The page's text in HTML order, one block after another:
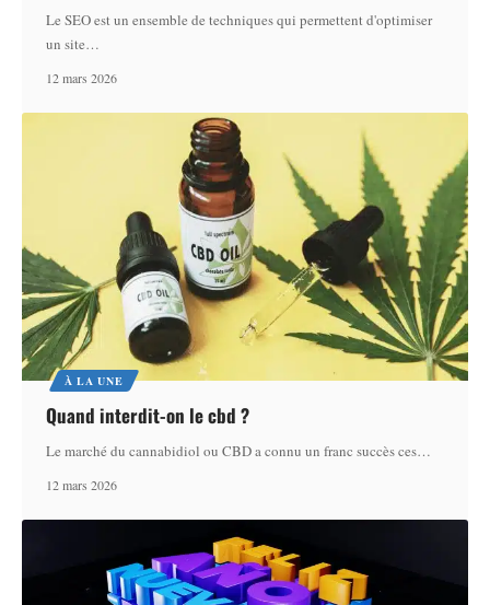
Le SEO est un ensemble de techniques qui permettent d'optimiser
un site…
12 mars 2026
À LA UNE
Quand interdit-on le cbd ?
Le marché du cannabidiol ou CBD a connu un franc succès ces…
12 mars 2026